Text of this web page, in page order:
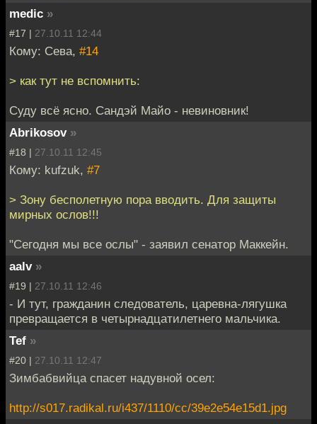
medic »
#17 | 27.10.11 12:44
Кому: Сева, #14
> как тут не вспомнить:
Суду всё ясно. Сандэй Майо - невиновник!
Abrikosov »
#18 | 27.10.11 12:45
Кому: kufzuk, #7
> Зону бесполетную пора вводить. Для защиты
мирных ослов!!!
"Сегодня мы все ослы" - заявил сенатор Маккейн.
aalv »
#19 | 27.10.11 12:46
- И тут, гражданин следователь, царевна-лягушка
превращается в четырнадцатилетнего мальчика.
Tef »
#20 | 27.10.11 12:47
Зимбабвийца спасет надувной осел:
http://s017.radikal.ru/i437/1110/cc/39e2e54e15d1.jpg